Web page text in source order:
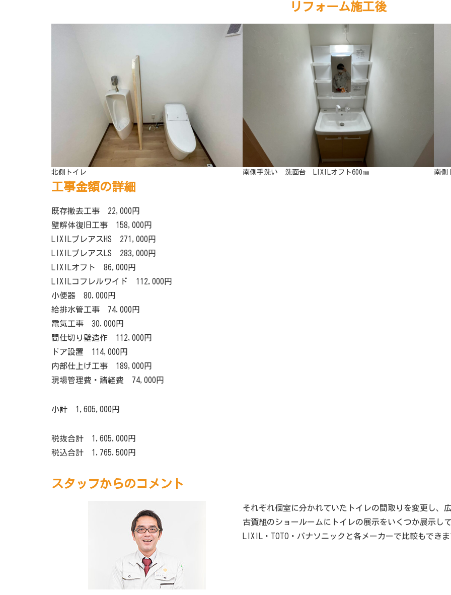
リフォーム施工後
北側トイレ 南側手洗い 洗面台 LIXILオフト600㎜ 南側
工事金額の詳細
既存撤去工事 22,000円
壁解体復旧工事 158,000円
LIXILプレアスHS 271,000円
LIXILプレアスLS 283,000円
LIXILオフト 86,000円
LIXILコフレルワイド 112,000円
小便器 80,000円
給排水管工事 74,000円
電気工事 30,000円
間仕切り壁造作 112,000円
ドア設置 114,000円
内部仕上げ工事 189,000円
現場管理費・諸経費 74,000円
小計 1,605,000円
税抜合計 1,605,000円
税込合計 1,765,500円
スタッフからのコメント
それぞれ個室に分かれていたトイレの間取りを変更し、
古賀組のショールームにトイレの展示をいくつか展示し
LIXIL・TOTO・パナソニックと各メーカーで比較もでき